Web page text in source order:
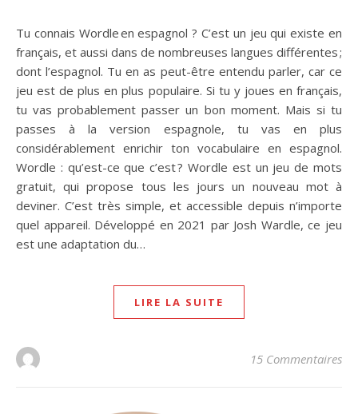
Tu connais Wordle en espagnol ? C’est un jeu qui existe en
français, et aussi dans de nombreuses langues différentes ;
dont l’espagnol. Tu en as peut-être entendu parler, car ce
jeu est de plus en plus populaire. Si tu y joues en français,
tu vas probablement passer un bon moment. Mais si tu
passes à la version espagnole, tu vas en plus
considérablement enrichir ton vocabulaire en espagnol.
Wordle : qu’est-ce que c’est ? Wordle est un jeu de mots
gratuit, qui propose tous les jours un nouveau mot à
deviner. C’est très simple, et accessible depuis n’importe
quel appareil. Développé en 2021 par Josh Wardle, ce jeu
est une adaptation du…
LIRE LA SUITE
15 Commentaires